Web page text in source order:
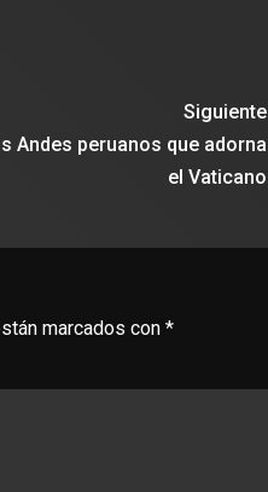
Siguiente
Andes peruanos que adorna
el Vaticano
marcados con *